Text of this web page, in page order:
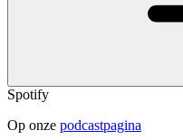
Spotify
Op onze podcastpagina